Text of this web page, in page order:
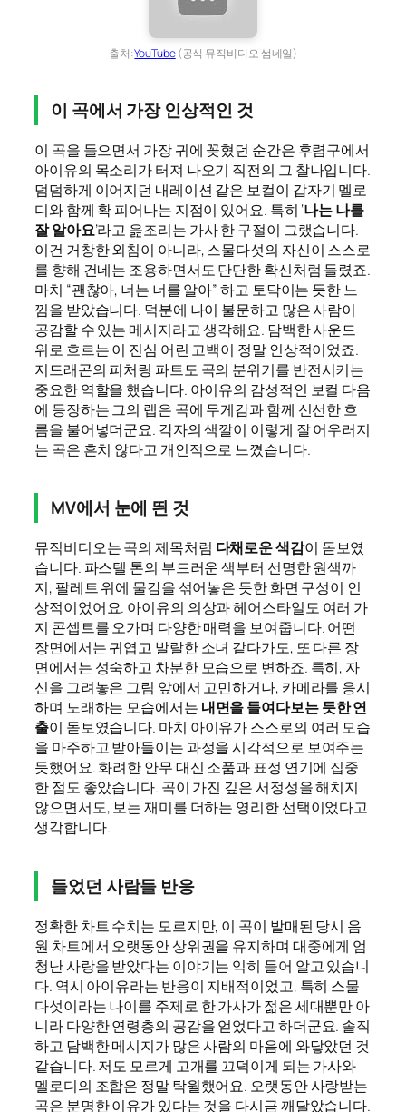
출처:YouTube(공식 뮤직비디오 썸네일)
이 곡에서 가장 인상적인 것
이 곡을 들으면서 가장 귀에 꽂혔던 순간은 후렴구에서
아이유의 목소리가 터져 나오기 직전의 그 찰나입니다.
덤덤하게 이어지던 내레이션 같은 보컬이 갑자기 멜로
디와 함께 확 피어나는 지점이 있어요. 특히 ‘나는 나를
잘 알아요’라고 읊조리는 가사 한 구절이 그랬습니다.
이건 거창한 외침이 아니라, 스물다섯의 자신이 스스로
를 향해 건네는 조용하면서도 단단한 확신처럼 들렸죠.
마치 “괜찮아, 너는 너를 알아” 하고 토닥이는 듯한 느
낌을 받았습니다. 덕분에 나이 불문하고 많은 사람이
공감할 수 있는 메시지라고 생각해요. 담백한 사운드
위로 흐르는 이 진심 어린 고백이 정말 인상적이었죠.
지드래곤의 피처링 파트도 곡의 분위기를 반전시키는
중요한 역할을 했습니다. 아이유의 감성적인 보컬 다음
에 등장하는 그의 랩은 곡에 무게감과 함께 신선한 흐
름을 불어넣더군요. 각자의 색깔이 이렇게 잘 어우러지
는 곡은 흔치 않다고 개인적으로 느꼈습니다.
MV에서 눈에 띈 것
뮤직비디오는 곡의 제목처럼 다채로운 색감이 돋보였
습니다. 파스텔 톤의 부드러운 색부터 선명한 원색까
지, 팔레트 위에 물감을 섞어놓은 듯한 화면 구성이 인
상적이었어요. 아이유의 의상과 헤어스타일도 여러 가
지 콘셉트를 오가며 다양한 매력을 보여줍니다. 어떤
장면에서는 귀엽고 발랄한 소녀 같다가도, 또 다른 장
면에서는 성숙하고 차분한 모습으로 변하죠. 특히, 자
신을 그려놓은 그림 앞에서 고민하거나, 카메라를 응시
하며 노래하는 모습에서는 내면을 들여다보는 듯한 연
출이 돋보였습니다. 마치 아이유가 스스로의 여러 모습
을 마주하고 받아들이는 과정을 시각적으로 보여주는
듯했어요. 화려한 안무 대신 소품과 표정 연기에 집중
한 점도 좋았습니다. 곡이 가진 깊은 서정성을 해치지
않으면서도, 보는 재미를 더하는 영리한 선택이었다고
생각합니다.
들었던 사람들 반응
정확한 차트 수치는 모르지만, 이 곡이 발매된 당시 음
원 차트에서 오랫동안 상위권을 유지하며 대중에게 엄
청난 사랑을 받았다는 이야기는 익히 들어 알고 있습니
다. 역시 아이유라는 반응이 지배적이었고, 특히 스물
다섯이라는 나이를 주제로 한 가사가 젊은 세대뿐만 아
니라 다양한 연령층의 공감을 얻었다고 하더군요. 솔직
하고 담백한 메시지가 많은 사람의 마음에 와닿았던 것
같습니다. 저도 모르게 고개를 끄덕이게 되는 가사와
멜로디의 조합은 정말 탁월했어요. 오랫동안 사랑받는
곡은 분명한 이유가 있다는 것을 다시금 깨달았습니다.